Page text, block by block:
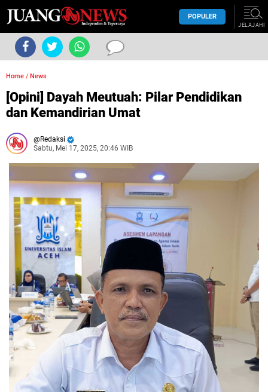
POPULER
JELAJAHI
Home / News
[Opini] Dayah Meutuah: Pilar Pendidikan
dan Kemandirian Umat
Redaksi
Sabtu, Mei 17, 2025, 20:46 WIB